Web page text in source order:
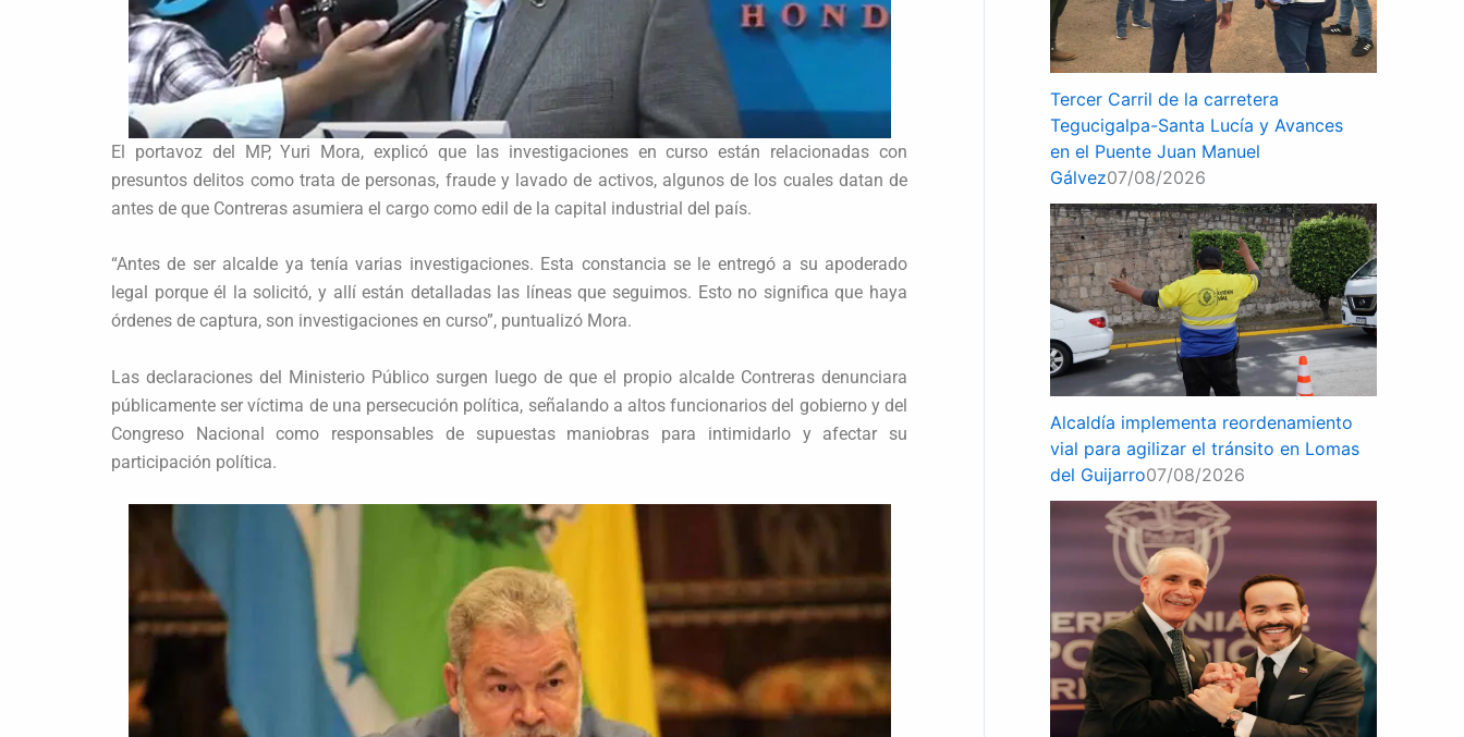
El portavoz del MP, Yuri Mora, explicó que las investigaciones en curso están relacionadas con
presuntos delitos como trata de personas, fraude y lavado de activos, algunos de los cuales datan de
antes de que Contreras asumiera el cargo como edil de la capital industrial del país.
“Antes de ser alcalde ya tenía varias investigaciones. Esta constancia se le entregó a su apoderado
legal porque él la solicitó, y allí están detalladas las líneas que seguimos. Esto no significa que haya
órdenes de captura, son investigaciones en curso”, puntualizó Mora.
Las declaraciones del Ministerio Público surgen luego de que el propio alcalde Contreras denunciara
públicamente ser víctima de una persecución política, señalando a altos funcionarios del gobierno y del
Congreso Nacional como responsables de supuestas maniobras para intimidarlo y afectar su
participación política.
Tercer Carril de la carretera
Tegucigalpa-Santa Lucía y Avances
en el Puente Juan Manuel
Gálvez07/08/2026
Alcaldía implementa reordenamiento
vial para agilizar el tránsito en Lomas
del Guijarro07/08/2026